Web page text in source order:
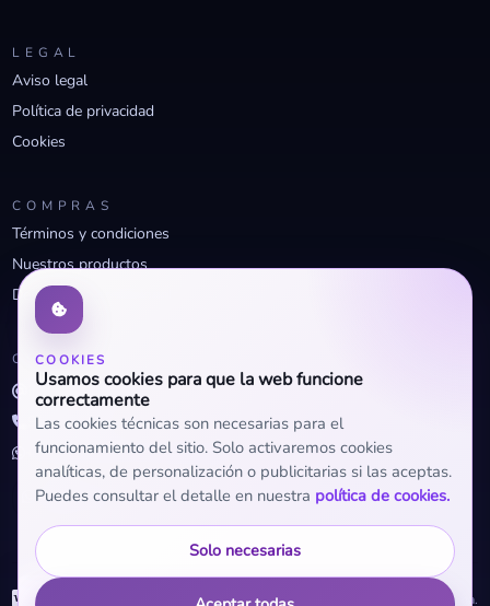
COOKIES
Usamos cookies para que la web funcione
correctamente
Las cookies técnicas son necesarias para el
funcionamiento del sitio. Solo activaremos cookies
analíticas, de personalización o publicitarias si las aceptas.
Puedes consultar el detalle en nuestra política de cookies.
Solo necesarias
LEGAL
Aviso legal
Política de privacidad
Cookies
COMPRAS
Términos y condiciones
Nuestros productos
Descuentos profesionales
CONTACTO
info@openclima.com
919 32 73 23
+34 623 56 04 93 (WhatsApp)
© 2026 OpenClima.